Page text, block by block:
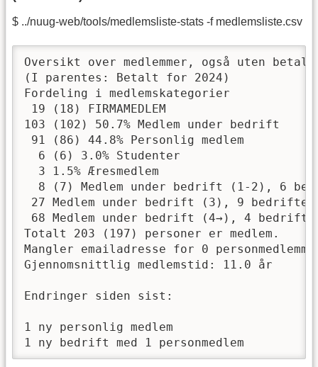
$ ../nuug-web/tools/medlemsliste-stats -f medlemsliste.csv
Oversikt over medlemmer, også uten
(I parentes: Betalt for 2024)
Fordeling i medlemskategorier
19 (18) FIRMAMEDLEM
103 (102) 50.7% Medlem under bedrift
91 (86) 44.8% Personlig medlem
  6 (6) 3.0% Studenter
  3 1.5% Æresmedlem
8 (7) Medlem under bedrift (1-2), 6
27 Medlem under bedrift (3), 9 bedrifter
68 Medlem under bedrift (4→), 4
Totalt 203 (197) personer er medlem.
Mangler emailadresse for 0
Gjennomsnittlig medlemstid: 11.0 år
Endringer siden sist:
1 ny personlig medlem
1 ny bedrift med 1 personmedlem